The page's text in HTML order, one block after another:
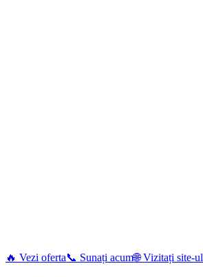
🔥 Vezi oferta📞 Sunați acum🌐 Vizitați site-ul